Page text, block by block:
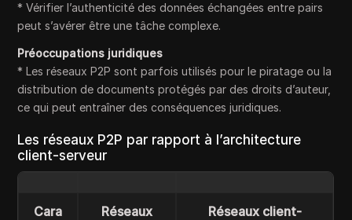
* Vérifier l’authenticité des données échangées entre pairs
peut s’avérer être une tâche complexe.
Préoccupations juridiques
* Les réseaux P2P sont parfois utilisés pour le piratage ou la
distribution de documents protégés par des droits d’auteur,
ce qui peut entraîner des conséquences juridiques.
Les réseaux P2P par rapport à l’architecture
client-serveur
Cara
Réseaux
Réseaux client-